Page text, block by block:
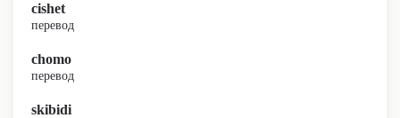
cishet
перевод
chomo
перевод
skibidi